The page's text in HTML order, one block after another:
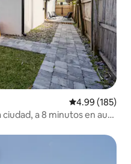
Calificación
4.99 (185)
a 8 minutos en auto